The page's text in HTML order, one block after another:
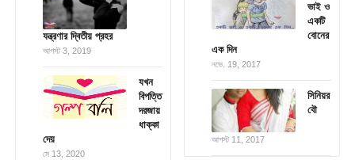
যন্ত্রণার দ্বিতীয় প্রহর
আগস্ট 3, 2019
যখন
বিপত্তি
দরজায়
ধাক্কা
দেয়
মে 13, 2020
ভাই ও
একটি
বোনের
এক দিন
নভে. 19, 2017
সিনিয়র
বৌ
আগস্ট 11, 2017